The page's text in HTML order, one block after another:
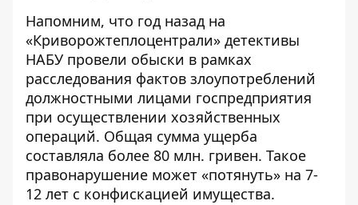
Напомним, что год назад на
«Криворожтеплоцентрали» детективы
НАБУ провели обыски в рамках
расследования фактов злоупотреблений
должностными лицами госпредприятия
при осуществлении хозяйственных
операций. Общая сумма ущерба
составляла более 80 млн. гривен. Такое
правонарушение может «потянуть» на 7-
12 лет с конфискацией имущества.